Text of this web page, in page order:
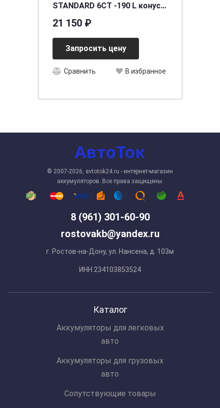
STANDARD 6СТ -190 L конус
[д518ш228в240/1300]
21 150 ₽
Запросить цену
Сравнить В избранное
8 (961) 301-60-90
rostovakb@yandex.ru
г. Ростов-на-Дону, ул. Нансена, д. 103м
ИНН 234103853524
© 2007-2026, avtotok24.ru - интернет-магазин
аккумуляторов. Все права защищены.
Каталог
Аккумуляторы для легковых
авто
Аккумуляторы для грузовых
авто
Сопутствующие товары